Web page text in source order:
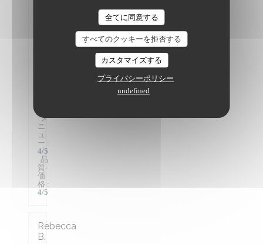
全てに同意する
すべてのクッキーを拒否する
カスタマイズする
プライバシーポリシー
undefined
メ
ニ
ュ
ー :
4/5
品
質-
価
格 :
4/5
Rebecca
B
The Friendly Kitchen